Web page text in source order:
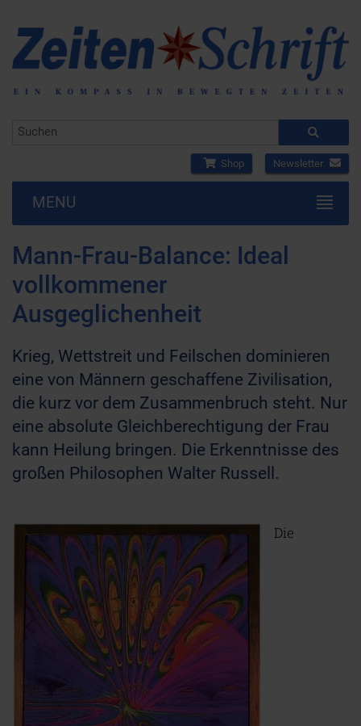
Shop Newsletter
MENU
Mann-Frau-Balance: Ideal
vollkommener
Ausgeglichenheit
Krieg, Wettstreit und Feilschen dominieren
eine von Männern geschaffene Zivilisation,
die kurz vor dem Zusammenbruch steht. Nur
eine absolute Gleichberechtigung der Frau
kann Heilung bringen. Die Erkenntnisse des
großen Philosophen Walter Russell.
Die